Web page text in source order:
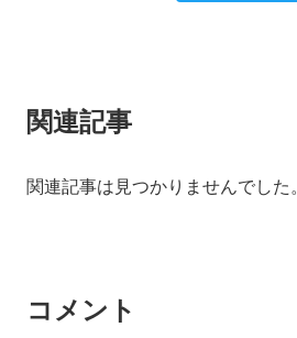
関連記事
関連記事は見つかりませんでした。
コメント